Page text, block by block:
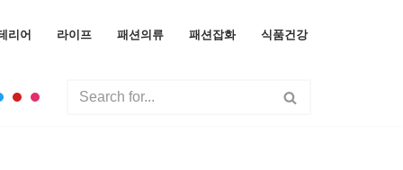
리어 라이프 패션의류 패션잡화 식품건강